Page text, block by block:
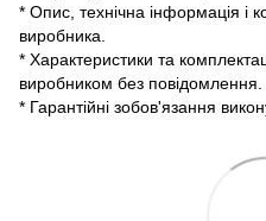
* Опис, технічна інформація і
виробника.
* Характеристики та
виробником без повідомлення.
* Гарантійні зобов'язання